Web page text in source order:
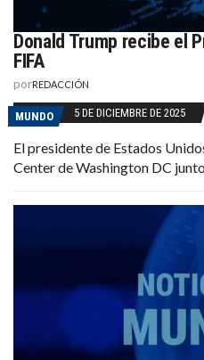
Donald Trump recibe el
FIFA
porREDACCIÓN
MUNDO 5 DE DICIEMBRE DE 2025
El presidente de Estados
Center de Washington DC